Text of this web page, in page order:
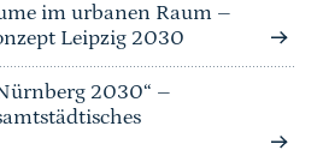
im urbanen Raum –
Leipzig 2030
2030“ –